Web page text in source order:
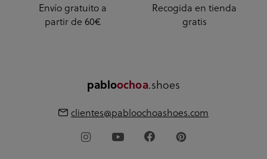
Envío gratuito a
partir de 60€
Recogida en tienda
gratis
pabloochoa.shoes
clientes@pabloochoashoes.com